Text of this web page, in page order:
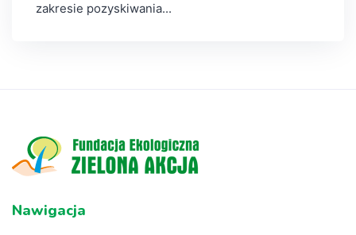
zakresie pozyskiwania...
Nawigacja